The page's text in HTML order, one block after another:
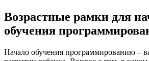
Возрастные рамки для
обучения
Начало обучения программированию –